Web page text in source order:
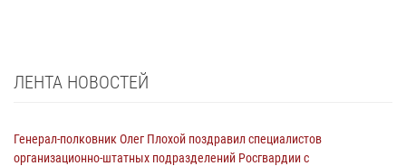
ЛЕНТА НОВОСТЕЙ
Генерал-полковник Олег Плохой поздравил специалистов
организационно-штатных подразделений Росгвардии с